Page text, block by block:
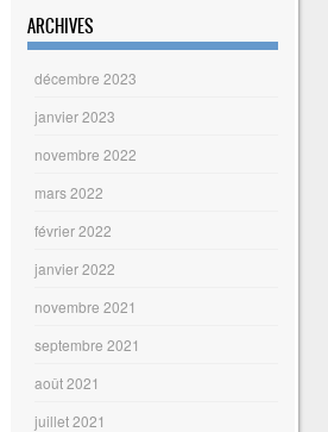
ARCHIVES
décembre 2023
janvier 2023
novembre 2022
mars 2022
février 2022
janvier 2022
novembre 2021
septembre 2021
août 2021
juillet 2021